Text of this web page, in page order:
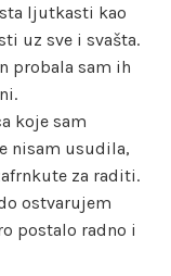
ljutkasti kao
uz sve i svašta.
probala sam ih
koje sam
nisam usudila,
za raditi.
ostvarujem
postalo radno i